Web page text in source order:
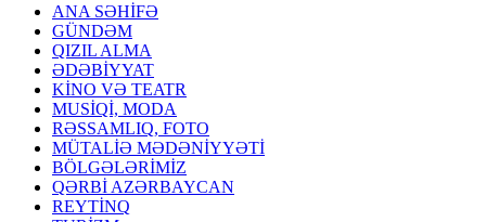
ANA SƏHİFƏ
GÜNDƏM
QIZIL ALMA
ƏDƏBİYYAT
KİNO VƏ TEATR
MUSİQİ, MODA
RƏSSAMLIQ, FOTO
MÜTALİƏ MƏDƏNİYYƏTİ
BÖLGƏLƏRİMİZ
QƏRBİ AZƏRBAYCAN
REYTİNQ